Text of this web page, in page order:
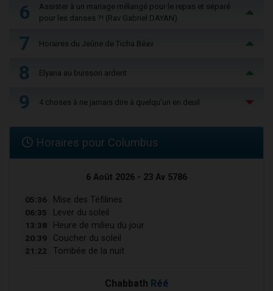
6
Assister à un mariage mélangé pour le repas et séparé
pour les danses ?! (Rav Gabriel DAYAN)
7 Horaires du Jeûne de Ticha Béav
8 Elyana au buisson ardent
9 4 choses à ne jamais dire à quelqu'un en deuil
Horaires pour Columbus
6 Août 2026 - 23 Av 5786
05:36 Mise des Téfilines
06:35 Lever du soleil
13:38 Heure de milieu du jour
20:39 Coucher du soleil
21:22 Tombée de la nuit
Chabbath Réé